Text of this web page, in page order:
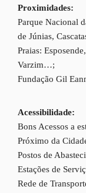
Proximidades:
Parque Nacional
de Júnias,
Praias:
Varzim…;
Fundação Gil
Acessibilidade:
Bons Acessos a
Próximo da
Postos de
Estações de
Rede de